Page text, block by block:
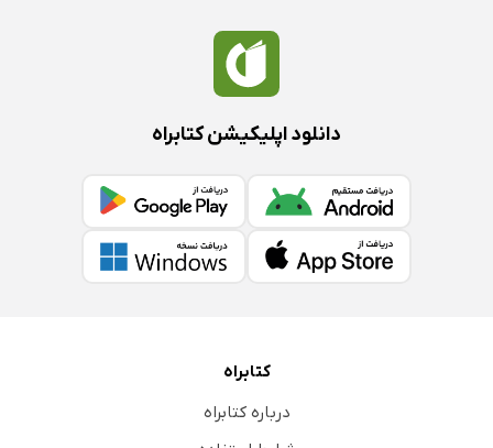
دانلود اپلیکیشن کتابراه
کتابراه
درباره کتابراه